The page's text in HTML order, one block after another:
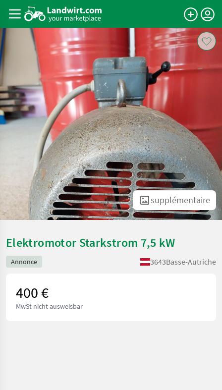
supplémentaire
Elektromotor Starkstrom 7,5 kW
Annonce 3643Basse-Autriche
400 €
MwSt nicht ausweisbar